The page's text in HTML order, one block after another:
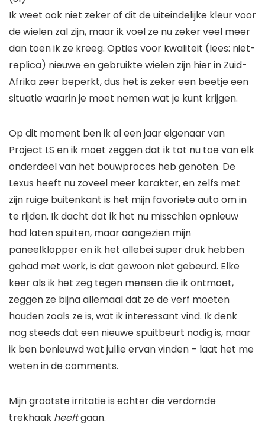
Ik weet ook niet zeker of dit de uiteindelijke kleur voor
de wielen zal zijn, maar ik voel ze nu zeker veel meer
dan toen ik ze kreeg. Opties voor kwaliteit (lees: niet-
replica) nieuwe en gebruikte wielen zijn hier in Zuid-
Afrika zeer beperkt, dus het is zeker een beetje een
situatie waarin je moet nemen wat je kunt krijgen.
Op dit moment ben ik al een jaar eigenaar van
Project LS en ik moet zeggen dat ik tot nu toe van elk
onderdeel van het bouwproces heb genoten. De
Lexus heeft nu zoveel meer karakter, en zelfs met
zijn ruige buitenkant is het mijn favoriete auto om in
te rijden. Ik dacht dat ik het nu misschien opnieuw
had laten spuiten, maar aangezien mijn
paneelklopper en ik het allebei super druk hebben
gehad met werk, is dat gewoon niet gebeurd. Elke
keer als ik het zeg tegen mensen die ik ontmoet,
zeggen ze bijna allemaal dat ze de verf moeten
houden zoals ze is, wat ik interessant vind. Ik denk
nog steeds dat een nieuwe spuitbeurt nodig is, maar
ik ben benieuwd wat jullie ervan vinden – laat het me
weten in de comments.
Mijn grootste irritatie is echter die verdomde
trekhaak heeftgaan.